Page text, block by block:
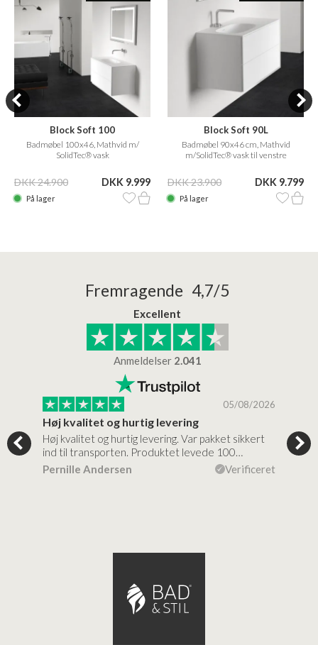
Block Soft 100
Badmøbel 100x46, Mathvid m/
SolidTec® vask
DKK 24.900 DKK 9.999
På lager
Block Soft 90L
Badmøbel 90x46 cm, Mathvid
m/SolidTec® vask til venstre
DKK 23.900 DKK 9.799
På lager
Fremragende 4,7/5
Excellent
Anmeldelser 2.041
05/08/2026
Høj kvalitet og hurtig levering
Høj kvalitet og hurtig levering. Var pakket sikkert
ind til transporten. Produktet levede 100…
Pernille Andersen
Verificeret